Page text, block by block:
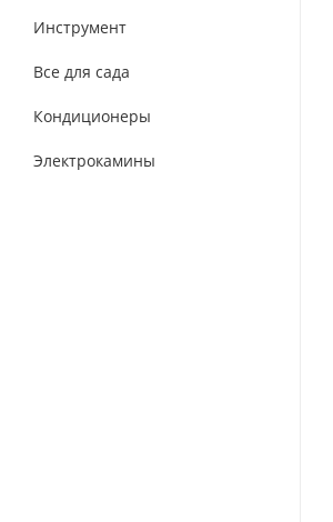
Инструмент
Все для сада
Кондиционеры
Электрокамины